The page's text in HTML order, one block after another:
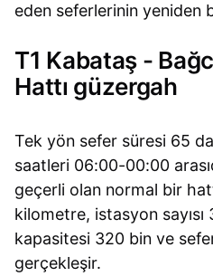
eden seferlerinin yeniden
T1 Kabataş -
Hattı güzergah
Tek yön sefer süresi 65
saatleri 06:00-00:00
geçerli olan normal bir
kilometre, istasyon sayısı
kapasitesi 320 bin ve sefer
gerçekleşir.